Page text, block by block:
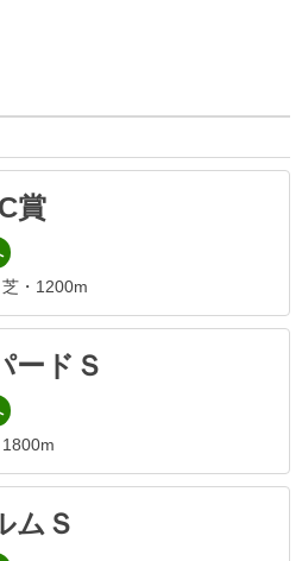
賞
・1200m
ードＳ
ムＳ